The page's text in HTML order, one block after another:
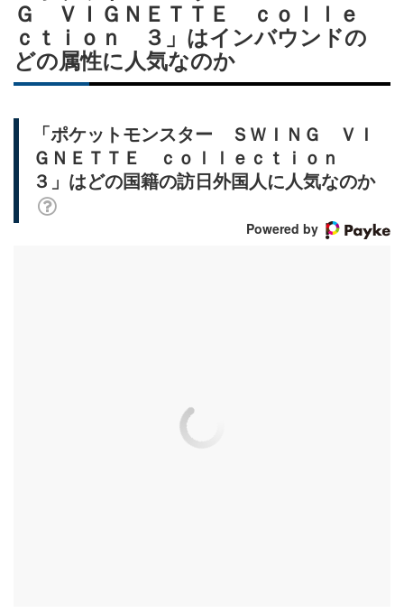
Ｇ ＶＩＧＮＥＴＴＥ ｃｏｌｌｅ
ｃｔｉｏｎ ３」はインバウンドの
どの属性に人気なのか
「ポケットモンスター ＳＷＩＮＧ ＶＩ
ＧＮＥＴＴＥ ｃｏｌｌｅｃｔｉｏｎ
３」はどの国籍の訪日外国人に人気なのか
Powered by